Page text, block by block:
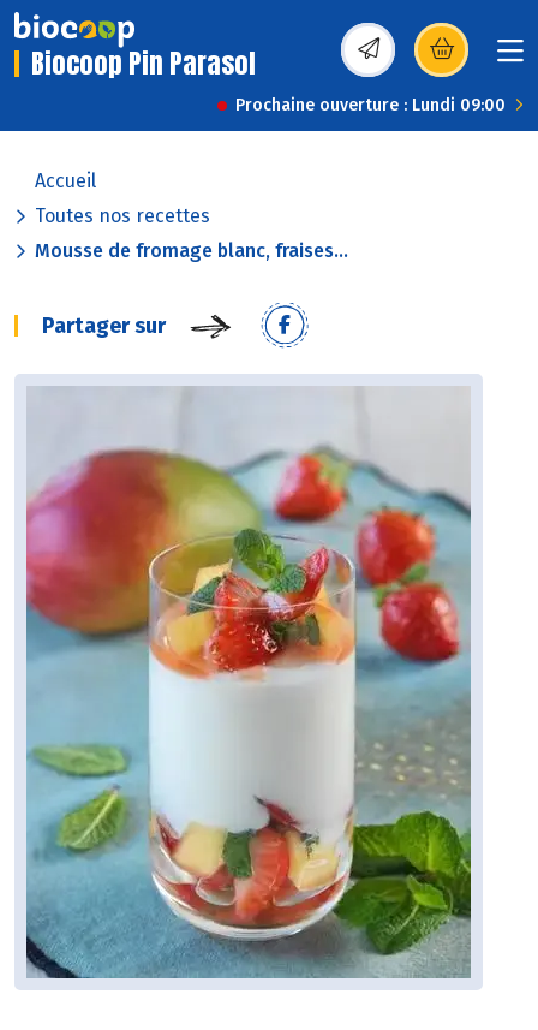
Biocoop Pin Parasol (s’ouvre dans une
Prochaine ouverture : Lundi 09:00
Accueil
Toutes nos recettes
Mousse de fromage blanc, fraises...
Partager sur